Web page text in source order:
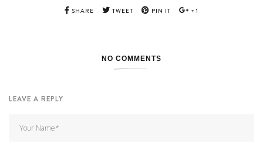
SHARE TWEET PIN IT +1
NO COMMENTS
LEAVE A REPLY